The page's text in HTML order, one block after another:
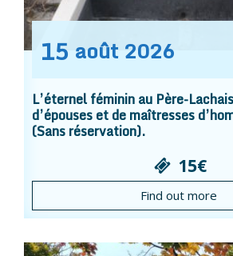
15 août 2026
L’éternel féminin au Père-
d’épouses et de maîtresses
(Sans réservation).
15€
Find out more